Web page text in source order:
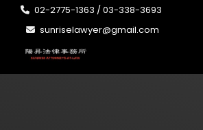
02-2775-1363 / 03-338-3693
sunriselawyer@gmail.com